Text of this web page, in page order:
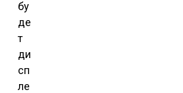
бу
де
т
ди
сп
ле